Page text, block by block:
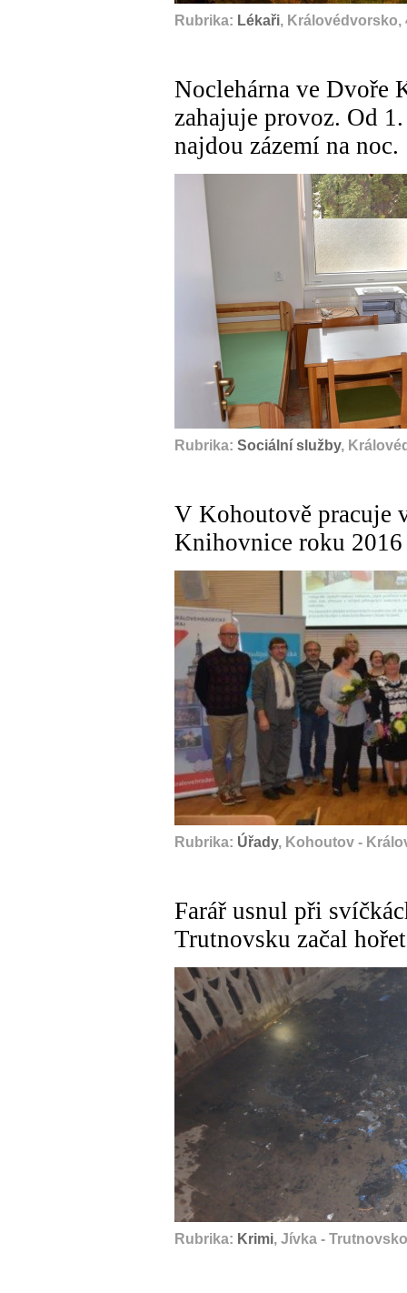
Rubrika: Lékaři, Královédvorsko,
Noclehárna ve Dvoře
zahajuje provoz. Od
najdou zázemí na noc.
Rubrika: Sociální služby,
V Kohoutově pracuje
Knihovnice roku
Rubrika: Úřady, Kohoutov -
Farář usnul při
Trutnovsku začal
Rubrika: Krimi, Jívka -